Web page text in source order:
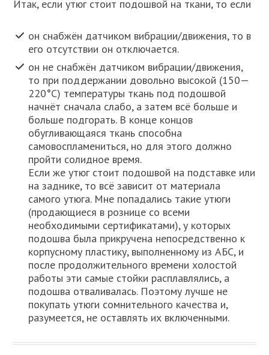
Итак, если утюг стоит подошвой на ткани, то если
он снабжён датчиком вибрации/движения, то в
его отсутствии он отключается.
он не снабжён датчиком вибрации/движения,
то при поддержании довольно высокой (150—
220°C) температуры ткань под подошвой
начнёт сначала слабо, а затем всё больше и
больше подгорать. В конце концов
обугливающаяся ткань способна
самовоспламениться, но для этого должно
пройти солидное время.
Если же утюг стоит подошвой на подставке или
на заднике, то всё зависит от материала
самого утюга. Мне попадались такие утюги
(продающиеся в рознице со всеми
необходимыми сертификатами), у которых
подошва была прикручена непосредственно к
корпусному пластику, выполненному из АБС, и
после продолжительного времени холостой
работы эти самые стойки расплавлялись, а
подошва отваливалась. Поэтому лучше не
покупать утюги сомнительного качества и,
разумеется, не оставлять их включенными.